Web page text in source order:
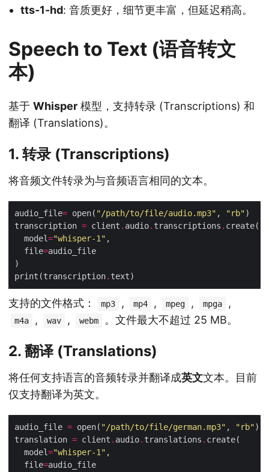
tts-1-hd: 音质更好，细节更丰富，但延迟稍高。
Speech to Text (语音转文
本)
基于 Whisper 模型，支持转录 (Transcriptions) 和
翻译 (Translations)。
1. 转录 (Transcriptions)
将音频文件转录为与音频语言相同的文本。
audio_file= open( "/path/to/file/audio.mp3" , "rb"
transcription = client . audio. transcriptions .
  model
="whisper-1"
  file
=
print(transcription.
支持的文件格式： mp3 , mp4 , mpeg , mpga ,
m4a , wav , webm 。文件最大不超过 25 MB。
2. 翻译 (Translations)
将任何支持语言的音频转录并翻译成英文文本。目前
仅支持翻译为英文。
audio_file = open( "/path/to/file/german.mp3" , "rb"
translation = client . audio. translations .
  model
="whisper-1"
  file
=